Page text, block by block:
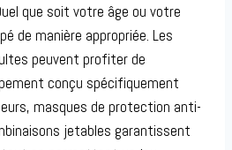
que soit votre âge ou votre
de manière appropriée. Les
peuvent profiter de
conçu spécifiquement
masques de protection anti-
jetables garantissent